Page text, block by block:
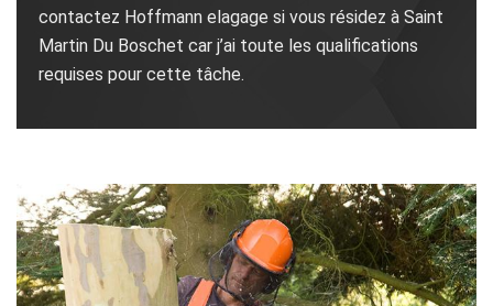
contactez Hoffmann elagage si vous résidez à Saint
Martin Du Boschet car j’ai toute les qualifications
requises pour cette tâche.